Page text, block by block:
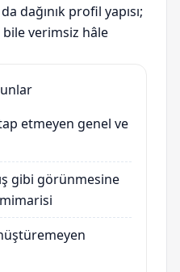
dağınık profil yapısı;
verimsiz hâle
etmeyen genel ve
gibi görünmesine